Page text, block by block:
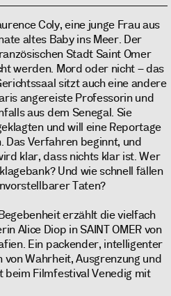
Coly, eine junge Frau aus
altes Baby ins Meer. Der
Stadt Saint Omer
werden. Mord oder nicht – das
sitzt auch eine andere
angereiste Professorin und
aus dem Senegal. Sie
und will eine Reportage
Das Verfahren beginnt, und
klar, dass nichts klar ist. Wer
Und wie schnell fällen
Taten?
erzählt die vielfach
Alice Diop in SAINT OMER von
Ein packender, intelligenter
Wahrheit, Ausgrenzung und
beim Filmfestival Venedig mit